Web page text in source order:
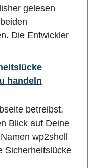
gelesen
Die Entwickler
handeln
betreibst,
Blick auf Deine
wp2shell
Sicherheitslücke